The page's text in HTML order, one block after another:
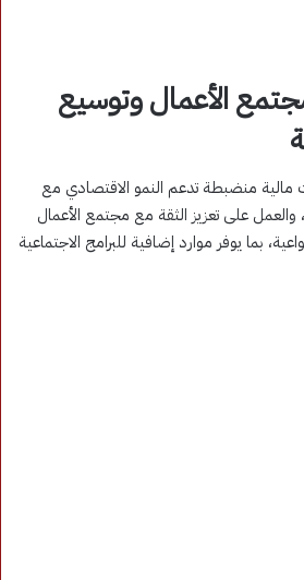
الأعمال وتوسيع
مالية منضبطة تدعم النمو الاقتصادي مع
والعمل على تعزيز الثقة مع مجتمع الأعمال
بما يوفر موارد إضافية للبرامج الاجتماعية